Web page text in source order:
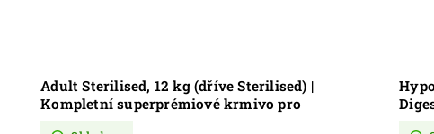
Adult Sterilised, 12 kg (dříve Sterilised) |
Kompletní superprémiové krmivo pro